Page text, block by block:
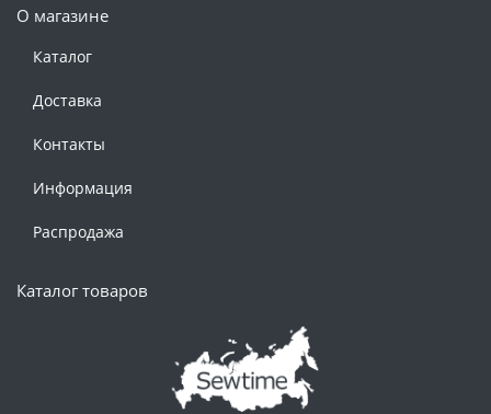
О магазине
Каталог
Доставка
Контакты
Информация
Распродажа
Каталог товаров